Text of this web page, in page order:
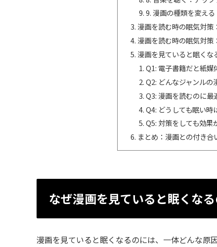
9. 漫画の種類を変え
漫画を読む時の眠気対策
漫画を読む時の眠気対策
漫画を見ていると眠くな
Q1: 電子書籍だと紙媒
Q2: どんなジャンルの
Q3: 漫画を読むのに最
Q4: どうしても眠い時
Q5: 対策をしても効果
まとめ：漫画との付き合
なぜ漫画を見ていると眠くな
漫画を見ていると眠くなるのには、一体どんな原